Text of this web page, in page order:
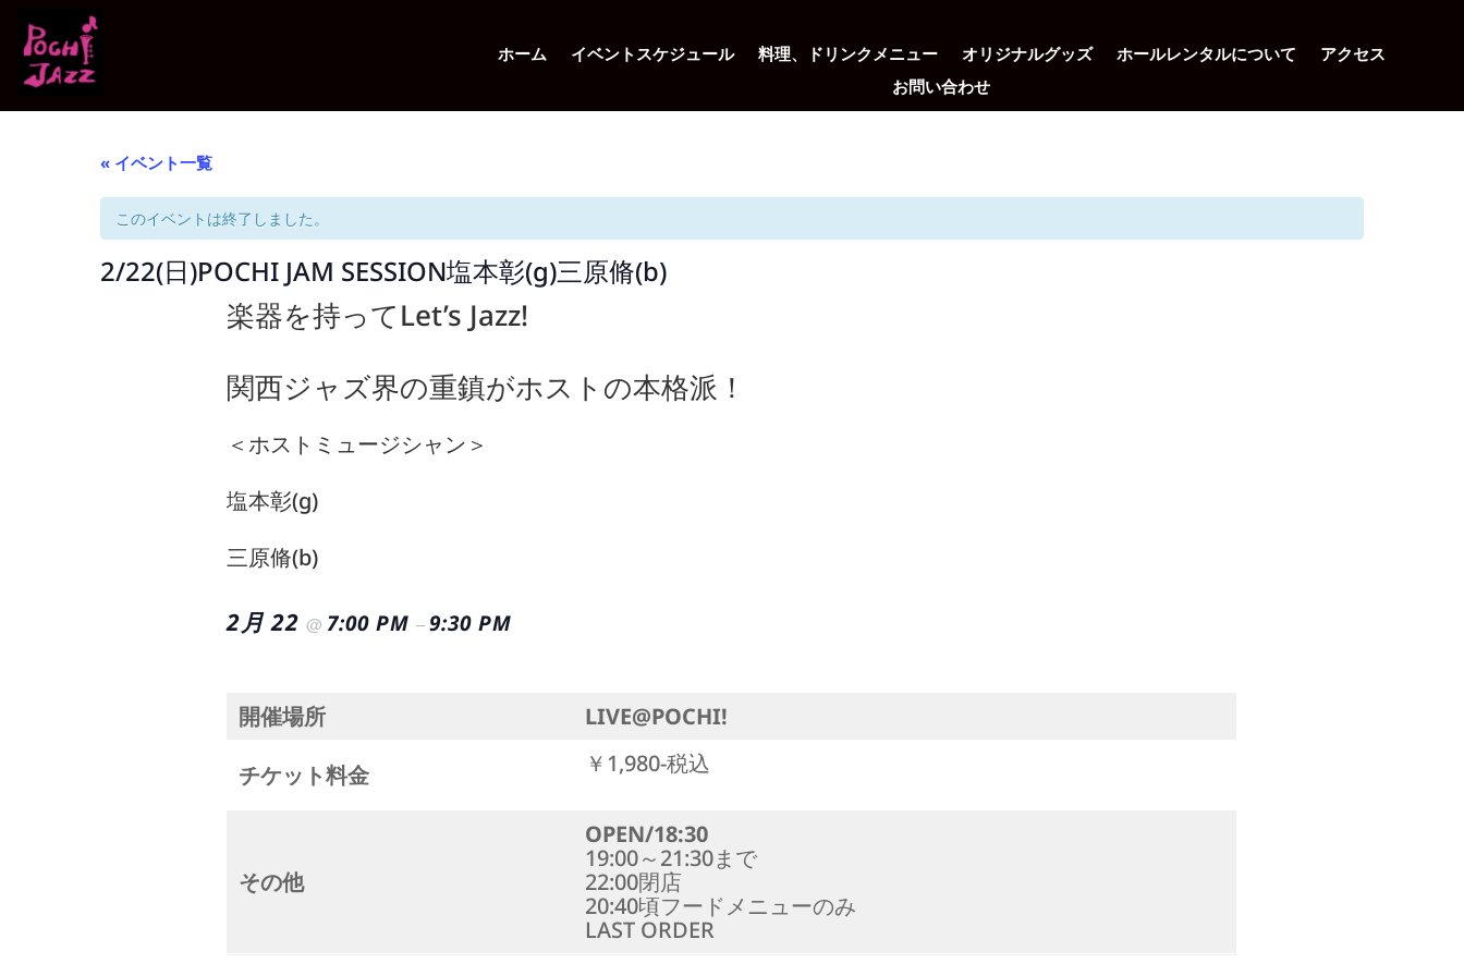
ホーム イベントスケジュール 料理、ドリンクメニュー オリジナルグッズ ホールレンタルについて
アクセス
お問い合わせ
« イベント一覧
このイベントは終了しました。
2/22(日)POCHI JAM SESSION塩本彰(g)三原脩(b)
楽器を持ってLet’s Jazz!
関西ジャズ界の重鎮がホストの本格派！
＜ホストミュージシャン＞
塩本彰(g)
三原脩(b)
2月 22 @ 7:00 PM –9:30 PM
開催場所
LIVE@POCHI!
チケット料金
￥1,980-税込
その他
OPEN/18:30
19:00～21:30まで
22:00閉店
20:40頃フードメニューのみ
LAST ORDER